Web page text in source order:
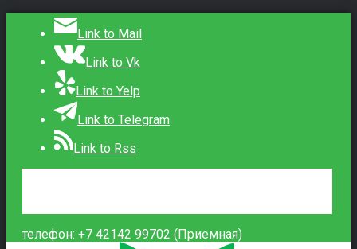
Link to Mail
Link to Vk
Link to Yelp
Link to Telegram
Link to Rss
телефон: +7 42142 99702 (Приемная)